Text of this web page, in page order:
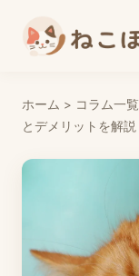
ホーム > コラム一覧
とデメリットを解説